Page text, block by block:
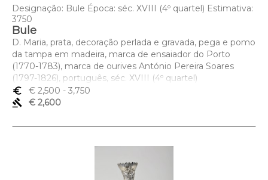
Designação: Bule Época: séc. XVIII (4º quartel) Estimativa:
3750
Bule
D. Maria, prata, decoração perlada e gravada, pega e pomo
da tampa em madeira, marca de ensaiador do Porto
(1770-1783), marca de ourives António Pereira Soares
(1797-1826), português, séc. XVIII (4º quartel)
Dimensões (altura x comprimento x largura) - 19 cm; Peso
- 1.040 grs.
euro_symbol € 2,500 - 3,750
gavel
€ 2,600